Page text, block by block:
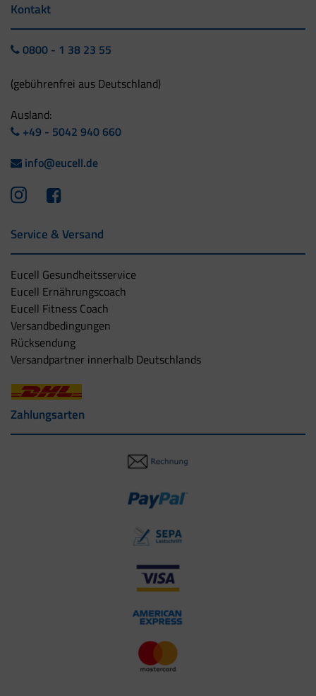
Kontakt
0800 - 1 38 23 55
(gebührenfrei aus Deutschland)
Ausland:
+49 - 5042 940 660
info@eucell.de
Service & Versand
Eucell Gesundheitsservice
Eucell Ernährungscoach
Eucell Fitness Coach
Versandbedingungen
Rücksendung
Versandpartner innerhalb Deutschlands
Zahlungsarten